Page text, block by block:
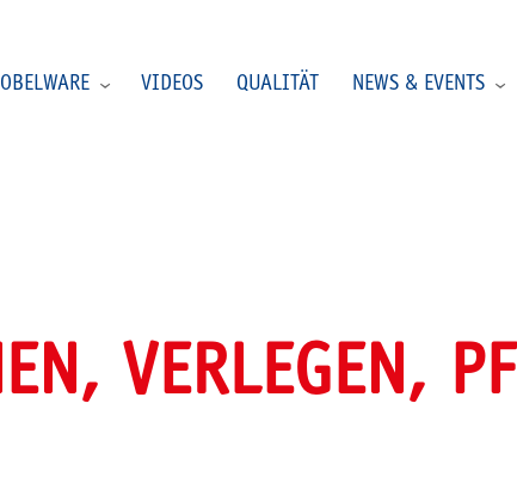
VIDEOS QUALITÄT NEWS & EVENTS
VERLEGEN,